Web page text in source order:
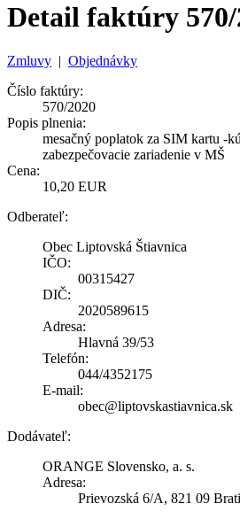
Detail faktúry 570/
Zmluvy | Objednávky
Číslo faktúry:
570/2020
Popis plnenia:
mesačný poplatok za SIM kartu -
zabezpečovacie zariadenie v MŠ
Cena:
10,20 EUR
Odberateľ:
Obec Liptovská Štiavnica
IČO:
00315427
DIČ:
2020589615
Adresa:
Hlavná 39/53
Telefón:
044/4352175
E-mail:
obec@liptovskastiavnica.sk
Dodávateľ:
ORANGE Slovensko, a. s.
Adresa:
Prievozská 6/A, 821 09